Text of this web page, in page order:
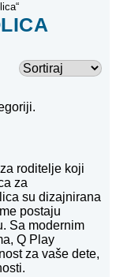
roditelje koji
za
su dizajnirana
postaju
Sa modernim
Q Play
za vaše dete,